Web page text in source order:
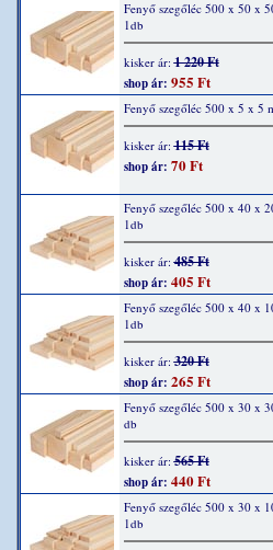
Fenyő szegőléc 500 x 50 x
1db
kisker ár:1 220 Ft
shop ár: 955 Ft
Fenyő szegőléc 500 x 5 x 5
kisker ár:115 Ft
shop ár: 70 Ft
Fenyő szegőléc 500 x 40 x
1db
kisker ár:485 Ft
shop ár: 405 Ft
Fenyő szegőléc 500 x 40 x
1db
kisker ár:320 Ft
shop ár: 265 Ft
Fenyő szegőléc 500 x 30 x
db
kisker ár:565 Ft
shop ár: 440 Ft
Fenyő szegőléc 500 x 30 x
1db